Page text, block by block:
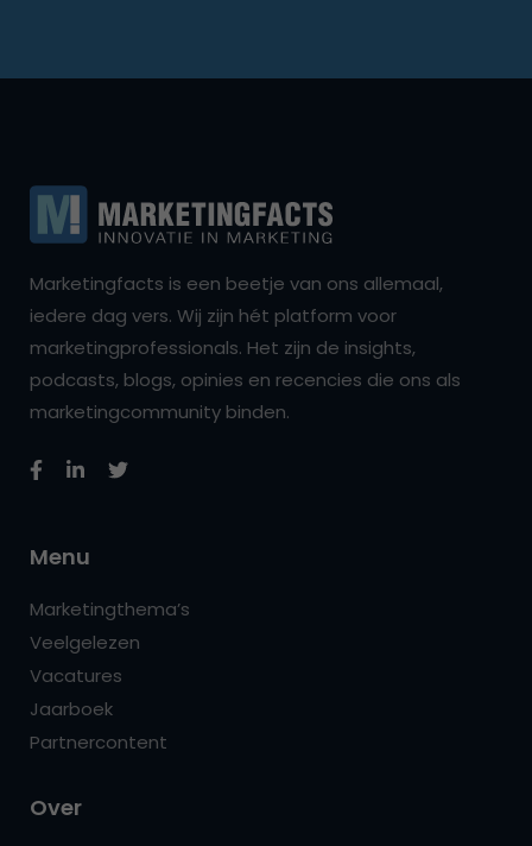
Marketingfacts is een beetje van ons allemaal,
iedere dag vers. Wij zijn hét platform voor
marketingprofessionals. Het zijn de insights,
podcasts, blogs, opinies en recencies die ons als
marketingcommunity binden.
Menu
Marketingthema’s
Veelgelezen
Vacatures
Jaarboek
Partnercontent
Over